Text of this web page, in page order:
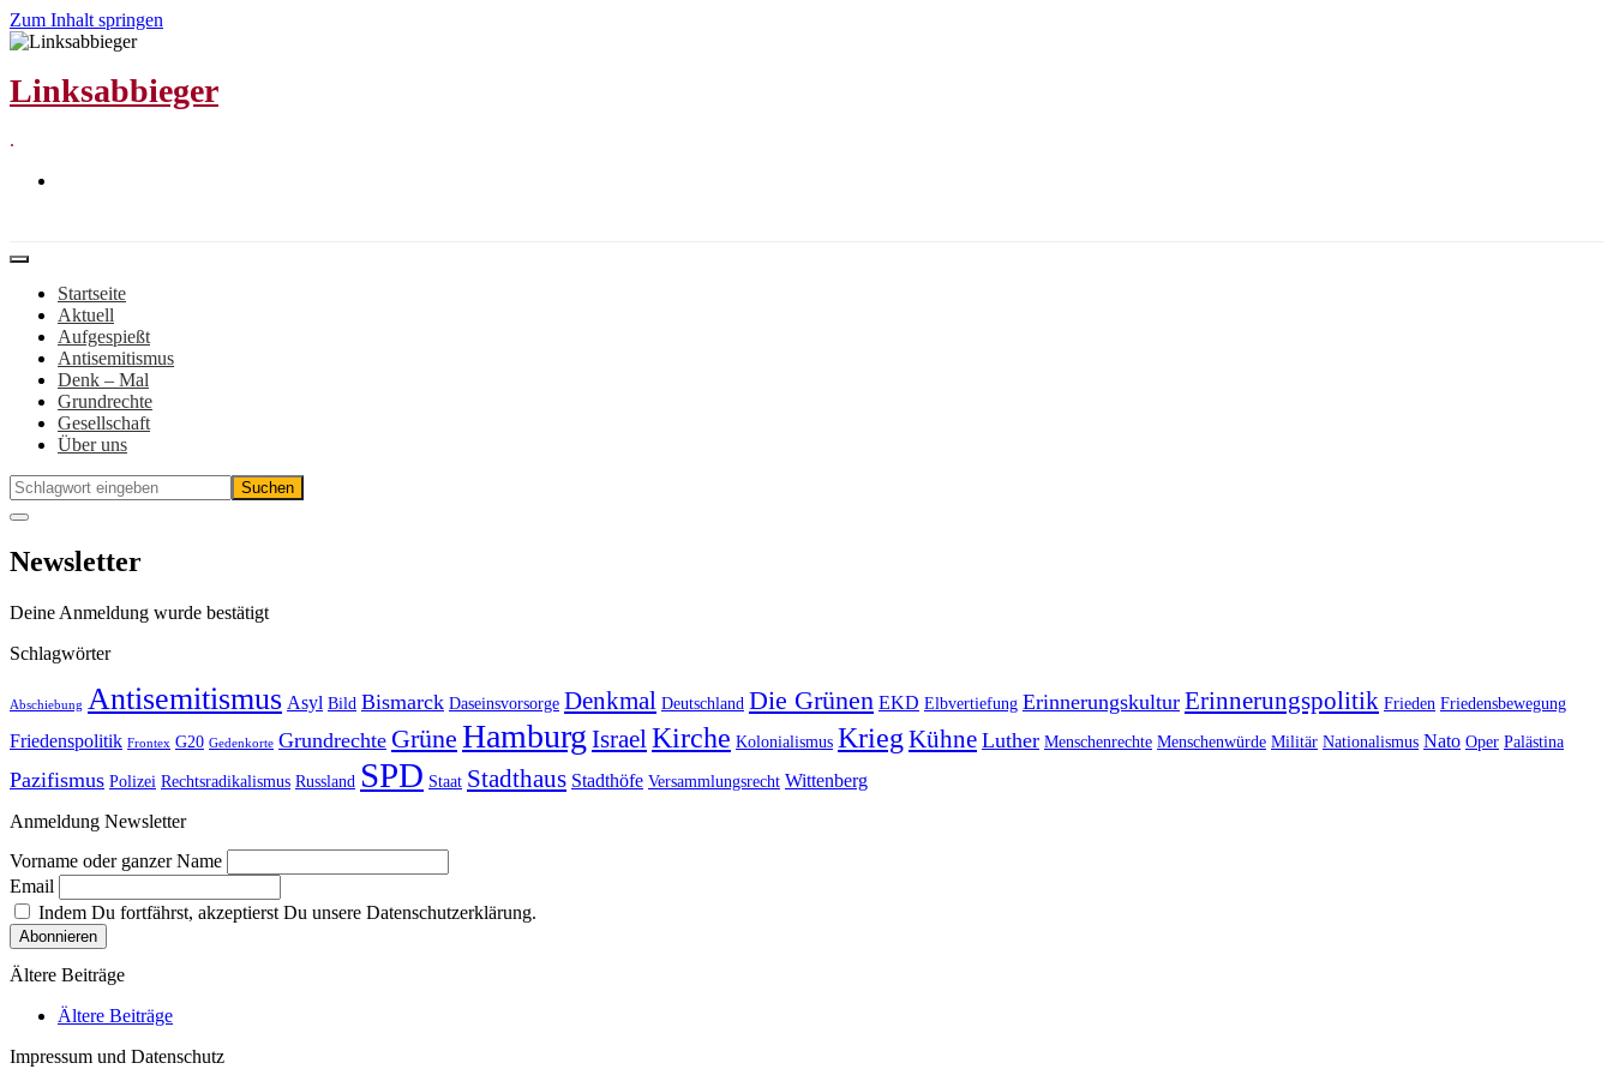
Zum Inhalt springen
Linksabbieger
.
Startseite
Aktuell
Aufgespießt
Antisemitismus
Denk – Mal
Grundrechte
Gesellschaft
Über uns
Newsletter
Deine Anmeldung wurde bestätigt
Schlagwörter
Abschiebung Antisemitismus Asyl Bild Bismarck Daseinsvorsorge Denkmal Deutschland Die Grünen EKD Elbvertiefung Erinnerungskultur Erinnerungspolitik Frieden Friedensbewegung
Friedenspolitik Frontex G20 Gedenkorte Grundrechte Grüne Hamburg IsraelKirche Kolonialismus Krieg Kühne Luther Menschenrechte Menschenwürde Militär Nationalismus Nato Oper Palästina
Pazifismus Polizei Rechtsradikalismus Russland SPD Staat Stadthaus Stadthöfe Versammlungsrecht Wittenberg
Anmeldung Newsletter
Vorname oder ganzer Name
Email
Indem Du fortfährst, akzeptierst Du unsere Datenschutzerklärung.
Ältere Beiträge
Ältere Beiträge
Impressum und Datenschutz